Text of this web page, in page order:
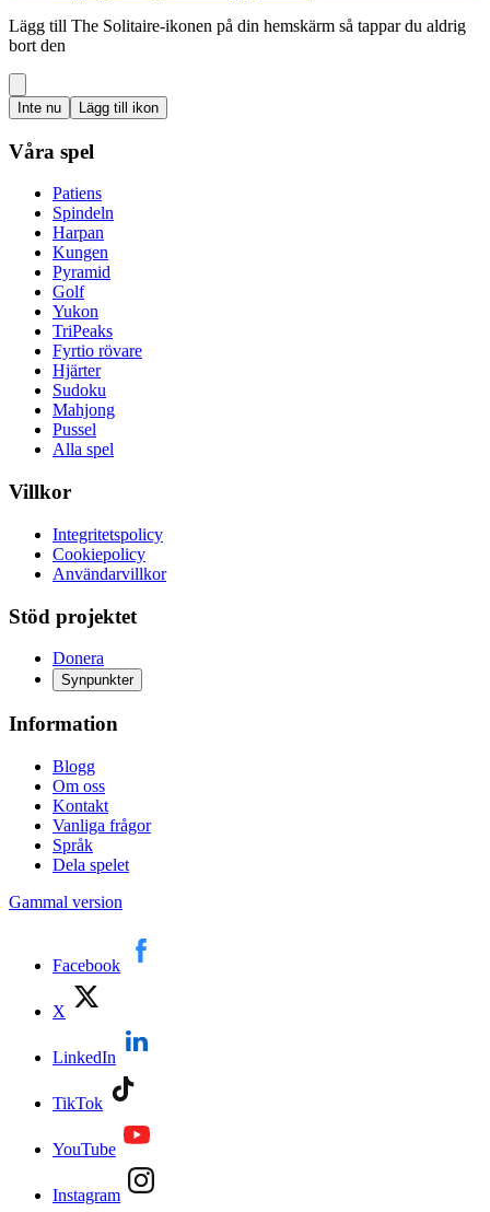
Lägg till The Solitaire-ikonen på din hemskärm så tappar du aldrig
bort den
Inte nu Lägg till ikon
Våra spel
Patiens
Spindeln
Harpan
Kungen
Pyramid
Golf
Yukon
TriPeaks
Fyrtio rövare
Hjärter
Sudoku
Mahjong
Pussel
Alla spel
Villkor
Integritetspolicy
Cookiepolicy
Användarvillkor
Stöd projektet
Donera
Synpunkter
Information
Blogg
Om oss
Kontakt
Vanliga frågor
Språk
Dela spelet
Gammal version
Facebook
X
LinkedIn
TikTok
YouTube
Instagram